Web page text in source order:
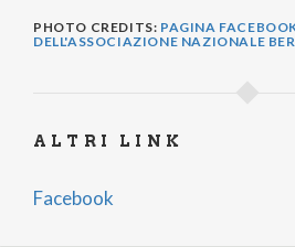
PHOTO CREDITS: PAGINA
DELL'ASSOCIAZIONE NAZIONALE
ALTRI LINK
Facebook